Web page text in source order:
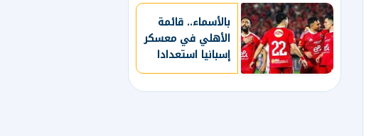
بالأسماء.. قائمة
الأهلي في معسكر
إسبانيا استعدادا
للموسم الجديد